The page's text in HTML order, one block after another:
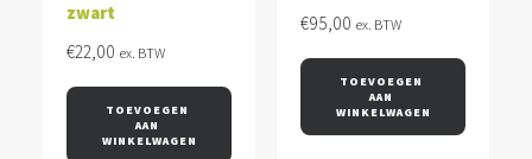
zwart
€22,00 ex. BTW
TOEVOEGEN
AAN
WINKELWAGEN
€95,00 ex. BTW
TOEVOEGEN
AAN
WINKELWAGEN